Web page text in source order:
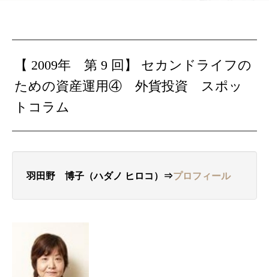
【 2009年 第 9 回】 セカンドライフの
ための資産運用④ 外貨投資 スポッ
トコラム
羽田野 博子（ハダノ ヒロコ）⇒プロフィール